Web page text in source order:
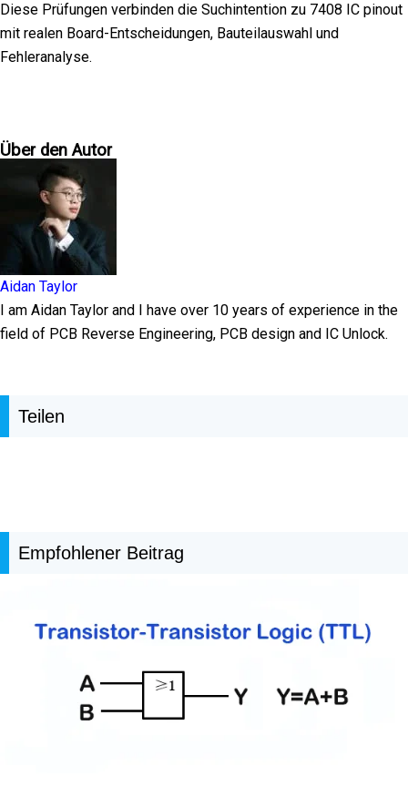
Diese Prüfungen verbinden die Suchintention zu 7408 IC pinout
mit realen Board-Entscheidungen, Bauteilauswahl und
Fehleranalyse.
Über den Autor
Aidan Taylor
I am Aidan Taylor and I have over 10 years of experience in the
field of PCB Reverse Engineering, PCB design and IC Unlock.
Teilen
Empfohlener Beitrag